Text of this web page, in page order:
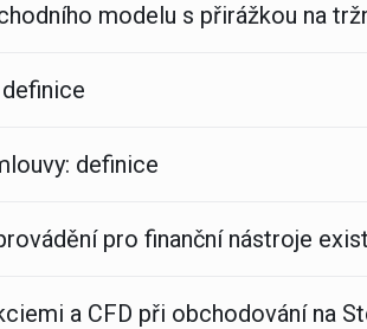
modelu s přirážkou na
definice
pro finanční nástroje
a CFD při obchodování na